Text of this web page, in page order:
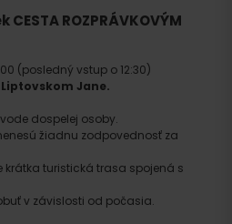
ROZPRÁVKOVÝM
(posledný vstup o 12:30)
Jane.
dospelej osoby.
žiadnu zodpovednosť za
krátka turistická trasa spojená s
v závislosti od počasia.